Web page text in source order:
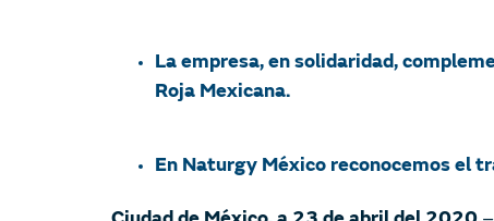
La empresa, en solidaridad,
Roja Mexicana.
En Naturgy México reconocemos el